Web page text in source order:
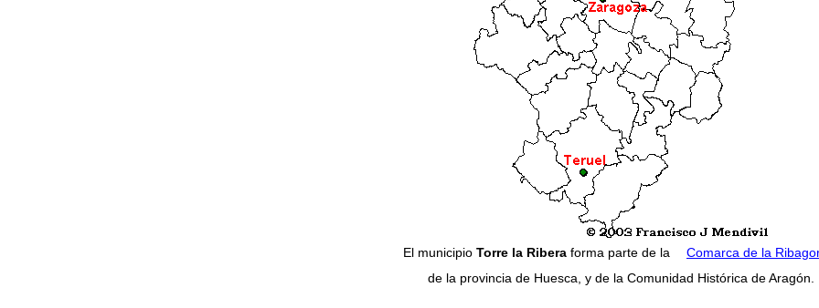
El municipio Torre la Ribera forma parte de la Comarca de la
de la provincia de Huesca, y de la Comunidad Histórica de Aragón.